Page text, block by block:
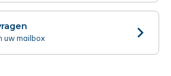
uw mailbox